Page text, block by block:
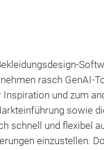
rasch GenAI-
und zum
sowie
schnell und flexibel
einzustellen.